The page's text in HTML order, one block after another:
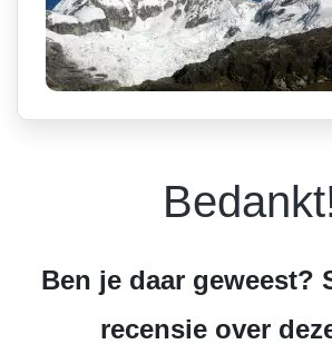
Ben je daar geweest?
recensie over